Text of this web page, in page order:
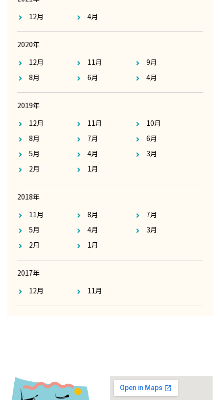
12月
4月
2020年
12月
11月
9月
8月
6月 4月
2019年
12月
11月
10月
8月
7月
6月
5月
4月
3月
2月
1月
2018年
11月
8月
7月
5月
4月
3月
2月
1月
2017年
12月
11月